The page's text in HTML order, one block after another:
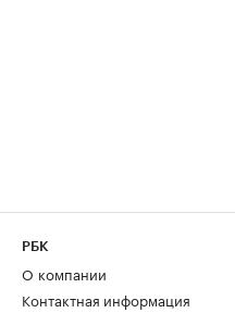
РБК
О компании
Контактная информация